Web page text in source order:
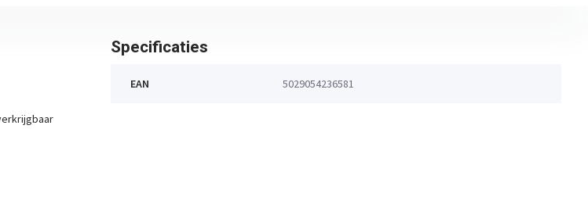
Specificaties
EAN 5029054236581